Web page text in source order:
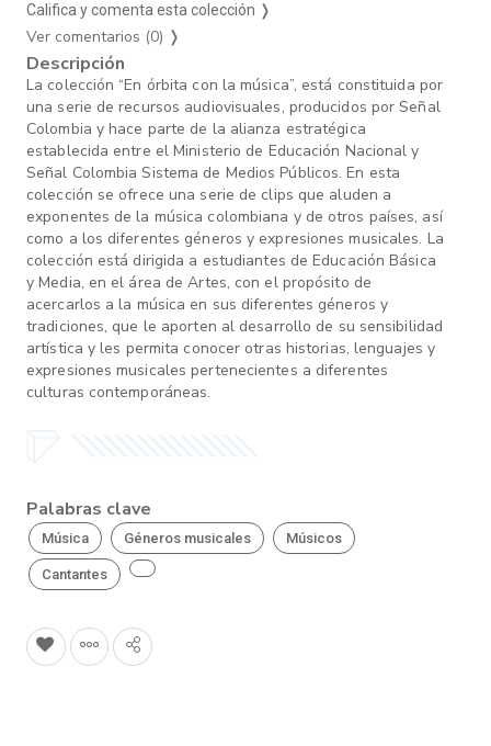
Califica y comenta esta colección ❭
Ver comentarios (0) ❭
Descripción
La colección “En órbita con la música”, está constituida por
una serie de recursos audiovisuales, producidos por Señal
Colombia y hace parte de la alianza estratégica
establecida entre el Ministerio de Educación Nacional y
Señal Colombia Sistema de Medios Públicos. En esta
colección se ofrece una serie de clips que aluden a
exponentes de la música colombiana y de otros países, así
como a los diferentes géneros y expresiones musicales. La
colección está dirigida a estudiantes de Educación Básica
y Media, en el área de Artes, con el propósito de
acercarlos a la música en sus diferentes géneros y
tradiciones, que le aporten al desarrollo de su sensibilidad
artística y les permita conocer otras historias, lenguajes y
expresiones musicales pertenecientes a diferentes
culturas contemporáneas.
Palabras clave
Música Géneros musicales Músicos
Cantantes